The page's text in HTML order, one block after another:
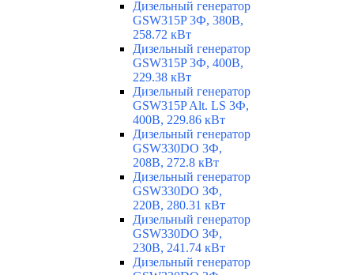
Дизельный генератор
GSW315P 3Ф, 380В,
258.72 кВт
Дизельный генератор
GSW315P 3Ф, 400В,
229.38 кВт
Дизельный генератор
GSW315P Alt. LS 3Ф,
400В, 229.86 кВт
Дизельный генератор
GSW330DO 3Ф,
208В, 272.8 кВт
Дизельный генератор
GSW330DO 3Ф,
220В, 280.31 кВт
Дизельный генератор
GSW330DO 3Ф,
230В, 241.74 кВт
Дизельный генератор